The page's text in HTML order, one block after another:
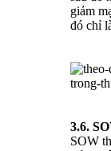
giảm
đó chỉ
3.6.
SOW